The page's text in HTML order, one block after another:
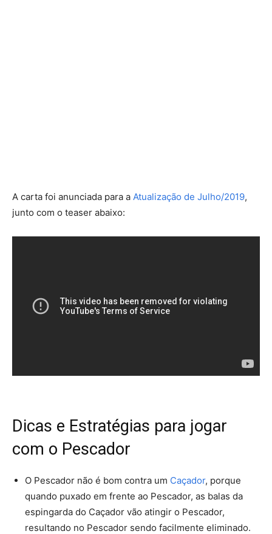
A carta foi anunciada para a Atualização de Julho/2019,
junto com o teaser abaixo:
Dicas e Estratégias para jogar
com o Pescador
O Pescador não é bom contra um Caçador, porque
quando puxado em frente ao Pescador, as balas da
espingarda do Caçador vão atingir o Pescador,
resultando no Pescador sendo facilmente eliminado.